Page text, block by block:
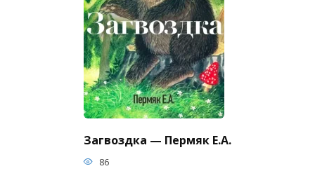
Загвоздка — Пермяк Е.А.
86